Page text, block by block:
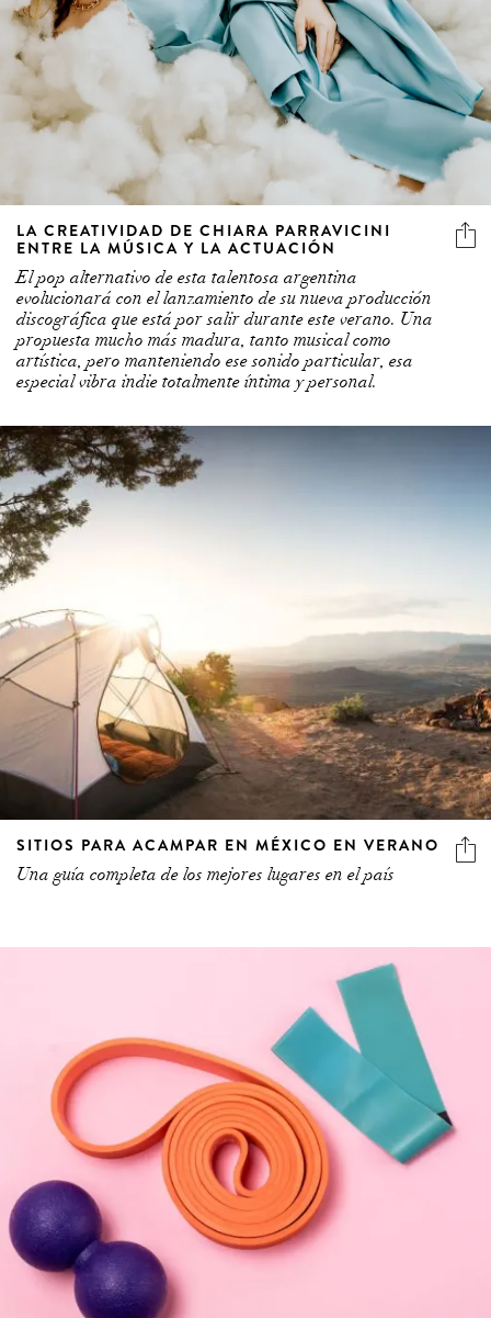
LA CREATIVIDAD DE CHIARA PARRAVICINI
ENTRE LA MÚSICA Y LA ACTUACIÓN
El pop alternativo de esta talentosa argentina
evolucionará con el lanzamiento de su nueva producción
discográfica que está por salir durante este verano. Una
propuesta mucho más madura, tanto musical como
artística, pero manteniendo ese sonido particular, esa
especial vibra indie totalmente íntima y personal.
SITIOS PARA ACAMPAR EN MÉXICO EN VERANO
Una guía completa de los mejores lugares en el país